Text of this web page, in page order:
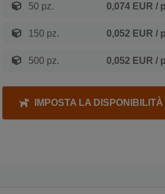
50 pz. 0,074 EUR /
150 pz. 0,052 EUR /
500 pz. 0,052 EUR /
IMPOSTA LA